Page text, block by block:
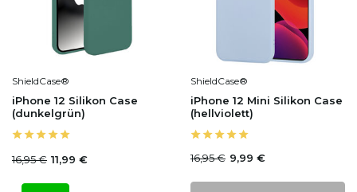
ShieldCase®
iPhone 12 Silikon Case
(dunkelgrün)
16,95 € 11,99 €
ShieldCase®
iPhone 12 Mini Silikon Case
(hellviolett)
16,95 € 9,99 €